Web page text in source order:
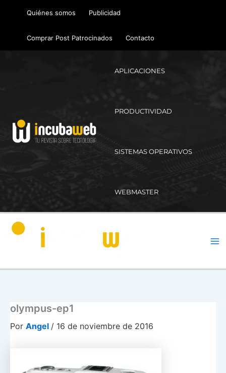
Quiénes somos Publicidad
Comprar Post Patrocinados Contacto
APLICACIONES
PRODUCTIVIDAD
SISTEMAS OPERATIVOS
WEBMASTER
olympus-ep1
Por Angel / 16 de noviembre de 2016